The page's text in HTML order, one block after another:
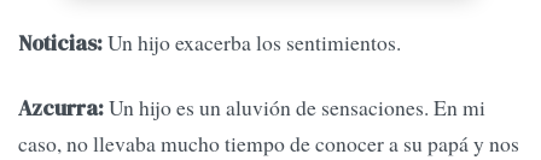
Noticias:Un hijo exacerba los sentimientos.
Azcurra:Un hijo es un aluvión de sensaciones. En mi
caso, no llevaba mucho tiempo de conocer a su papá y nos